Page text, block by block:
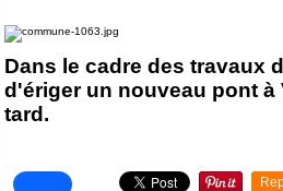
Dans le cadre des travaux
d'ériger un nouveau pont
tard.